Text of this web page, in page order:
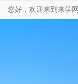
您好，欢迎来到来学网